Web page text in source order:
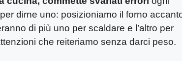
dirne uno: posizioniamo il forno
di più uno per scaldare e l’altro per
che reiteriamo senza darci peso.